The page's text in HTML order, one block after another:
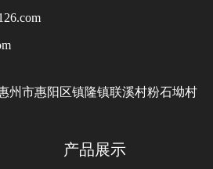
州市惠阳区镇隆镇联溪村粉石坳村
产品展示